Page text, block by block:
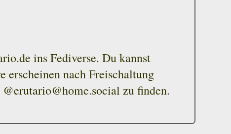
ins Fediverse. Du kannst
erscheinen nach Freischaltung
zu finden.